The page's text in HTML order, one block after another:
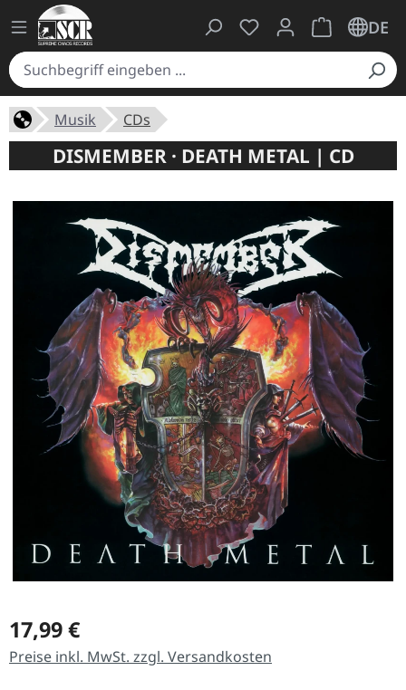
Du hast 0 Produkte
Warenkorb
DE
Musik CDs
DISMEMBER · DEATH METAL | CD
Regulärer Preis:
17,99 €
Preise inkl. MwSt. zzgl. Versandkosten